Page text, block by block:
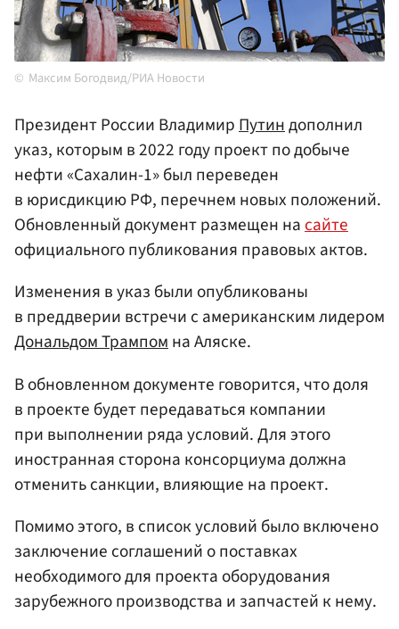
Максим Богодвид/РИА Новости
Президент России ВладимирПутиндополнил
указ, которым в 2022 году проект по добыче
нефти «Сахалин-1» был переведен
в юрисдикцию РФ, перечнем новых положений.
Обновленный документ размещен насайте
официального публикования правовых актов.
Изменения в указ были опубликованы
в преддверии встречи с американским лидером
Дональдом Трампомна Аляске.
В обновленном документе говорится, что доля
в проекте будет передаваться компании
при выполнении ряда условий. Для этого
иностранная сторона консорциума должна
отменить санкции, влияющие на проект.
Помимо этого, в список условий было включено
заключение соглашений о поставках
необходимого для проекта оборудования
зарубежного производства и запчастей к нему.